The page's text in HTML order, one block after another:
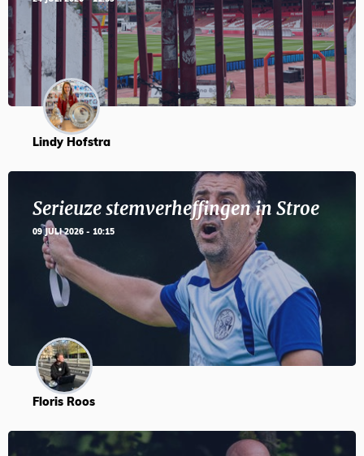
Lindy Hofstra
Serieuze stemverheffingen in Stroe
09 JULI 2026 - 10:15
Floris Roos